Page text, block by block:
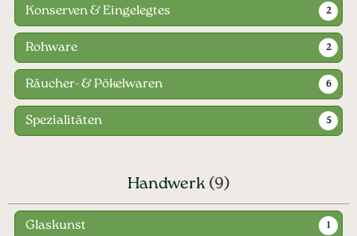
Konserven & Eingelegtes 2
Rohware 2
Räucher- & Pökelwaren 6
Spezialitäten 5
Handwerk (9)
Glaskunst 1